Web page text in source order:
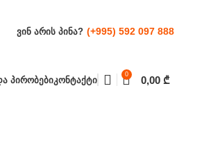
ᲕᲘᲜ ᲐᲠᲘᲡ ᲞᲘᲜᲐ? (+995) 592 097 888
ᲞᲘᲠᲝᲑᲔᲑᲘᲙᲝᲜᲢᲐᲥᲢᲘ
0 0,00 ₾